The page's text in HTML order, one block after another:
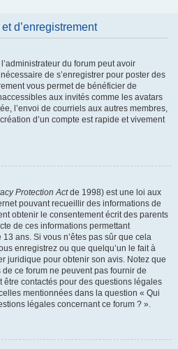
d’enregistrement
du forum peut avoir
de s’enregistrer pour poster des
vous permet de bénéficier de
aux invités comme les avatars
l’envoi de courriels aux autres membres,
d’un compte est rapide et vivement
Protection Actde 1998) est une loi aux
pouvant recueillir des informations de
obtenir le consentement écrit des parents
de ces informations permettant
ans. Si vous n’êtes pas sûr que cela
enregistrez ou que quelqu’un le fait à
juridique pour obtenir son avis. Notez que
ce forum ne peuvent pas fournir de
contactés pour des questions légales
mentionnées dans la question « Qui
légales concernant ce forum ? ».